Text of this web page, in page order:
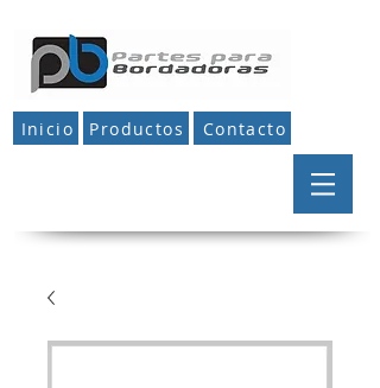
Inicio Productos Contacto